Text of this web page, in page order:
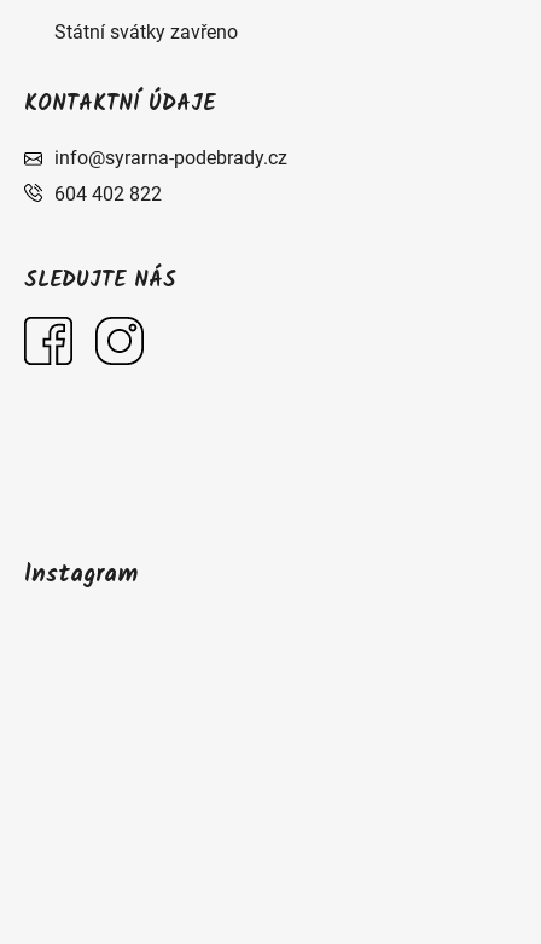
Státní svátky zavřeno
KONTAKTNÍ ÚDAJE
info@syrarna-podebrady.cz
604 402 822
SLEDUJTE NÁS
Instagram